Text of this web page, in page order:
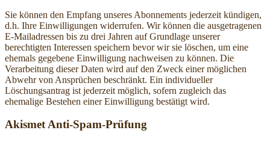
Sie können den Empfang unseres Abonnements jederzeit kündigen,
d.h. Ihre Einwilligungen widerrufen. Wir können die ausgetragenen
E-Mailadressen bis zu drei Jahren auf Grundlage unserer
berechtigten Interessen speichern bevor wir sie löschen, um eine
ehemals gegebene Einwilligung nachweisen zu können. Die
Verarbeitung dieser Daten wird auf den Zweck einer möglichen
Abwehr von Ansprüchen beschränkt. Ein individueller
Löschungsantrag ist jederzeit möglich, sofern zugleich das
ehemalige Bestehen einer Einwilligung bestätigt wird.
Akismet Anti-Spam-Prüfung